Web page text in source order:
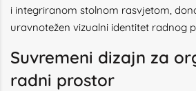
i integriranom stolnom rasvjetom,
uravnotežen vizualni identitet radnog
Suvremeni dizajn za
radni prostor